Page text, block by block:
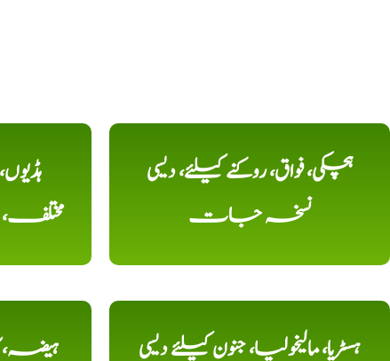
ہچکی، فواق، روکنے کیلئے، دیسی
نسخہ جات
ہیضہ،
ہسٹریا، مالیخولیا، جنون کیلئے دیسی